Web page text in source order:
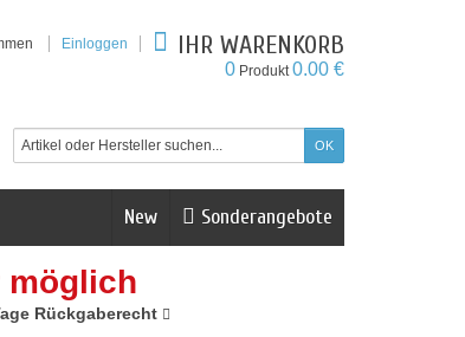
Einloggen IHR WARENKORB
0 Produkt0.00 €
Sonderangebote
New
möglich
Rückgaberecht